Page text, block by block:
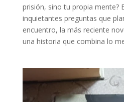
prisión, sino tu propia mente?
inquietantes preguntas que
encuentro, la más reciente
una historia que combina lo